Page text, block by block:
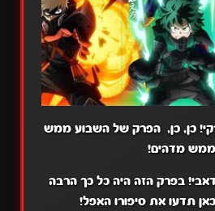
כן, כן, הפרק של השבוע ממש
ממש מדהים!
בפרק הזה היה כל כך הרבה
תדעו את סיפורו האפל!